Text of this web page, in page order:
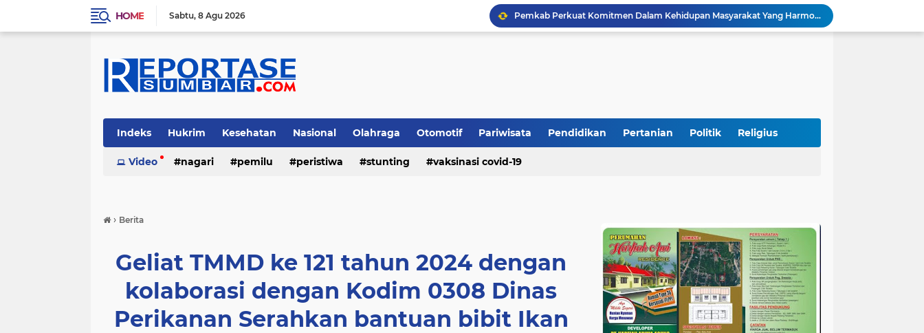
HOME Sabtu 8 Agu 2026
Diduga Akibat Puntung Rokok, Satu Pohon Cemara di Pantai Kata Pariaman Terbakar
Semarakkan HUT RI ke-81, Lapas Kelas IIB Pariaman Gelar Beragam Lomba
Mengakhiri Pecah Kongsi Pimpinan Pemda
Tingkatkan PAD, UPTD PPD Kota Pariaman Luncurkan Program "SAJUMPA"
Indeks Hukrim Kesehatan Nasional Olahraga Otomotif Pariwisata Pendidikan Pertanian Politik Religius
Video nagari pemilu peristiwa stunting vaksinasi covid-19
› Berita
Geliat TMMD ke 121 tahun 2024 dengan
kolaborasi dengan Kodim 0308 Dinas
Perikanan Serahkan bantuan bibit Ikan